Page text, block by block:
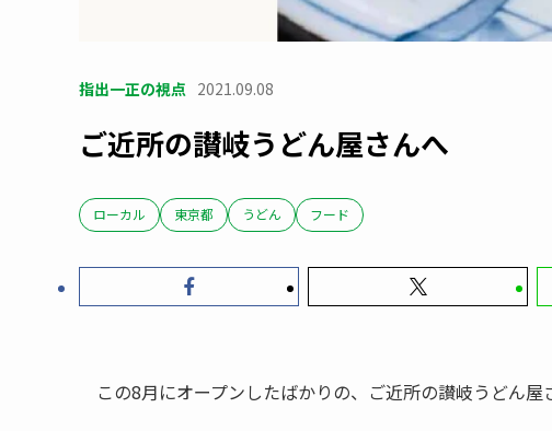
指出一正の視点 2021.09.08
ご近所の讃岐うどん屋さんへ
ローカル 東京都 うどん フード
この8月にオープンしたばかりの、ご近所の讃岐うどん屋